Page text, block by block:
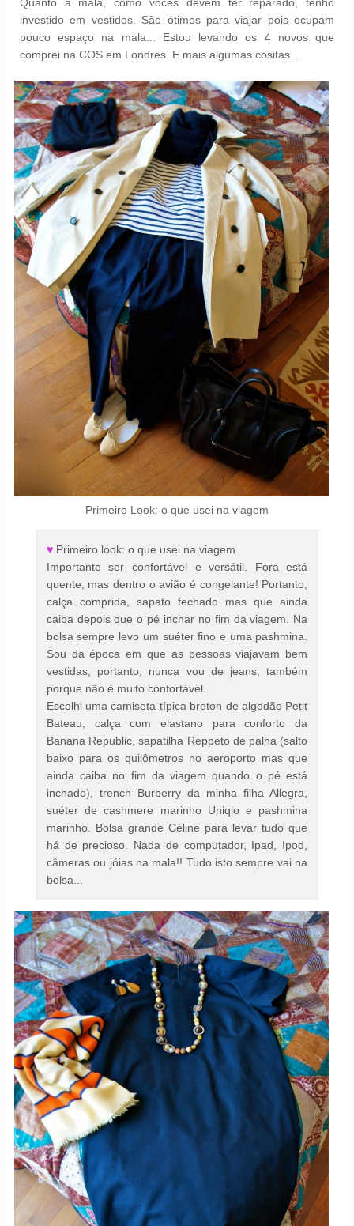
investido em vestidos. São ótimos para viajar pois ocupam
pouco espaço na mala... Estou levando os 4 novos que
comprei na COS em Londres. E mais algumas cositas...
Primeiro Look: o que usei na viagem
♥ Primeiro look: o que usei na viagem
Importante ser confortável e versátil. Fora está
quente, mas dentro o avião é congelante! Portanto,
calça comprida, sapato fechado mas que ainda
caiba depois que o pé inchar no fim da viagem. Na
bolsa sempre levo um suéter fino e uma pashmina.
Sou da época em que as pessoas viajavam bem
vestidas, portanto, nunca vou de jeans, também
porque não é muito confortável.
Escolhi uma camiseta típica breton de algodão Petit
Bateau, calça com elastano para conforto da
Banana Republic, sapatilha Reppeto de palha (salto
baixo para os quilômetros no aeroporto mas que
ainda caiba no fim da viagem quando o pé está
inchado), trench Burberry da minha filha Allegra,
suéter de cashmere marinho Uniqlo e pashmina
marinho. Bolsa grande Céline para levar tudo que
há de precioso. Nada de computador, Ipad, Ipod,
câmeras ou jóias na mala!! Tudo isto sempre vai na
bolsa...